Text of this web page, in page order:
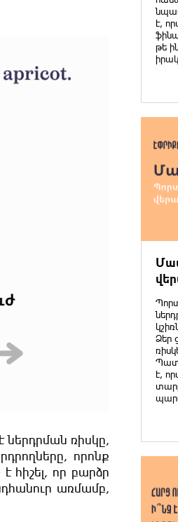
ռիսկը,
որոնք
հիշել, որ բարձր
առմամբ,
է,
թե
Ձեր
է,